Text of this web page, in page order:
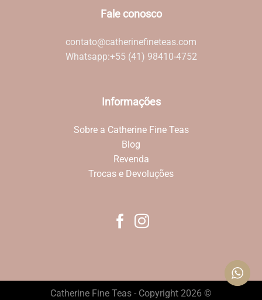
Fale conosco
contato@catherinefineteas.com
Whatsapp:+55 (41) 98410-4752
Informações
Sobre a Catherine Fine Teas
Blog
Revenda
Trocas e Devoluções
Catherine Fine Teas - Copyright 2026 ©